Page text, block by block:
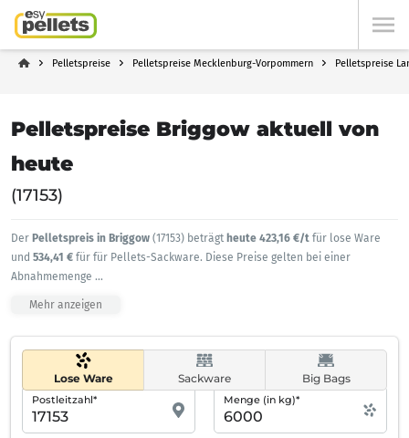
Pelletspreise Pelletspreise Mecklenburg-Vorpommern Pelletspreise
Pelletspreise Briggow aktuell von
heute
(17153)
Der Pelletspreis in Briggow (17153) beträgt heute 423,16 €/t für lose Ware
und 534,41 € für für Pellets-Sackware. Diese Preise gelten bei einer
Abnahmemenge ...
Mehr anzeigen
Lose Ware Sackware Big Bags
Postleitzahl* Menge (in kg)*